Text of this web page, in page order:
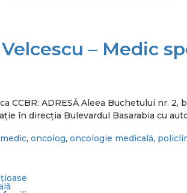
– Medic
CCBR: ADRESĂ Aleea Buchetului nr.
în direcția Bulevardul Basarabia cu
medic, oncolog, oncologie medicală,